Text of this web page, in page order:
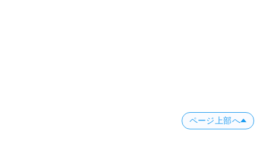
ページ上部へ